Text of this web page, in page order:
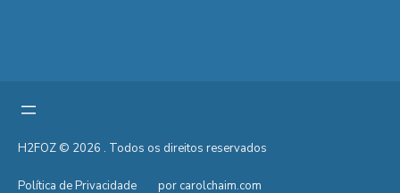
H2FOZ © 2026 . Todos os direitos reservados
Política de Privacidade por carolchaim.com